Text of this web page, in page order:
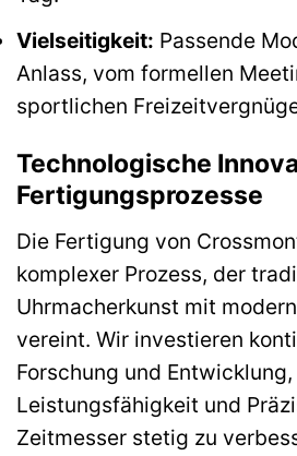
Vielseitigkeit: Passende
Anlass, vom formellen
sportlichen
Technologische
Fertigungsprozesse
Die Fertigung von
komplexer Prozess, der
Uhrmacherkunst mit
vereint. Wir investieren
Forschung und
Leistungsfähigkeit und
Zeitmesser stetig zu